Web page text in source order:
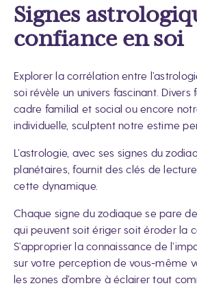
Signes
confiance en soi
Explorer la corrélation entre
soi révèle un univers fascinant. Divers
cadre familial et social ou encore
individuelle, sculptent notre estime
L’astrologie, avec ses signes du
planétaires, fournit des clés de
cette dynamique.
Chaque signe du zodiaque se pare
qui peuvent soit ériger soit éroder la
S’approprier la connaissance de
sur votre perception de vous-même
les zones d’ombre à éclairer tout